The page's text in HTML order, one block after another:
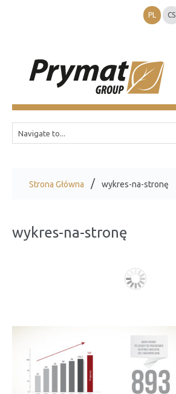
PL CS
Strona Główna wykres-na-stronę
wykres-na-stronę